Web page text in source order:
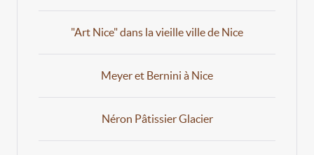
"Art Nice" dans la vieille ville de Nice
Meyer et Bernini à Nice
Néron Pâtissier Glacier